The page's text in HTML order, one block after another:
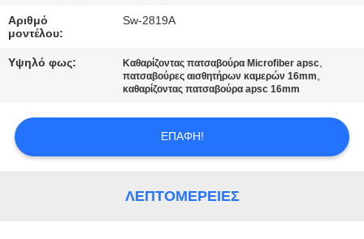
ΜΙΑ
ΠΡΟΣΦΟΡΆ
SITEMAP
Αριθμό
μοντέλου:
Sw-2819A
Υψηλό φως: Καθαρίζοντας πατσαβούρα Microfiber apsc,
πατσαβούρες αισθητήρων καμερών 16mm,
καθαρίζοντας πατσαβούρα apsc 16mm
ΕΠΑΦΉ!
ΛΕΠΤΟΜΈΡΕΙΕΣ